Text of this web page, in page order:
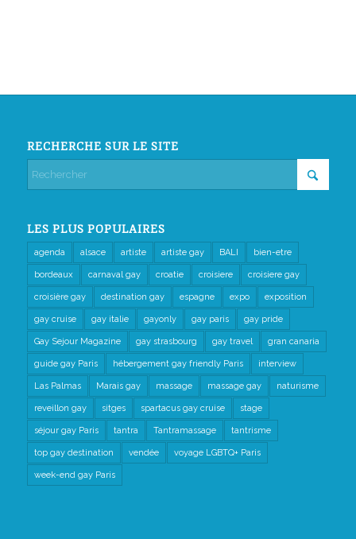
RECHERCHE SUR LE SITE
LES PLUS POPULAIRES
agenda alsace artiste artiste gay BALI bien-etre
bordeaux carnaval gay croatie croisiere croisiere gay
croisière gay destination gay espagne expo exposition
gay cruise gay italie gayonly gay paris gay pride
Gay Sejour Magazine gay strasbourg gay travel gran canaria
guide gay Paris hébergement gay friendly Paris interview
Las Palmas Marais gay massage massage gay naturisme
reveillon gay sitges spartacus gay cruise stage
séjour gay Paris tantra Tantramassage tantrisme
top gay destination vendée voyage LGBTQ+ Paris
week-end gay Paris